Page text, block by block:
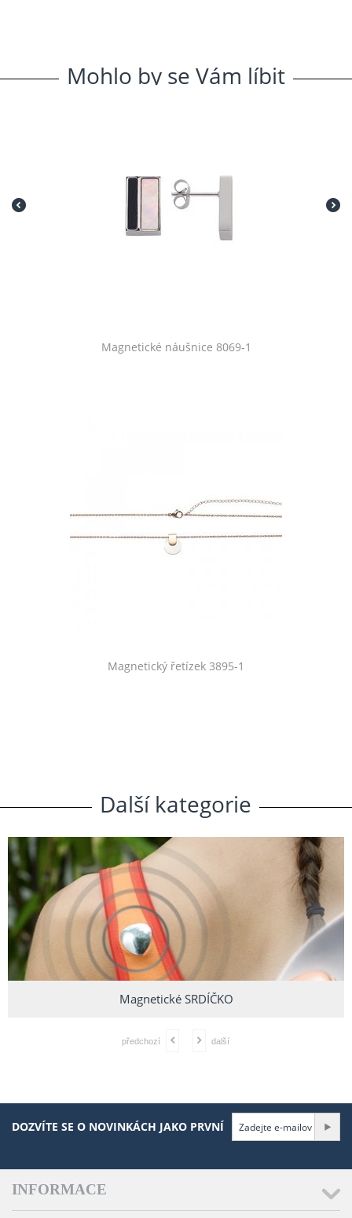
Mohlo by se Vám líbit
Magnetické náušnice 8069-1
Magnetický řetízek 3895-1
Další. kategorie
Magnetické SRDÍČKO
předchozí další
DOZVÍTE SE O NOVINKÁCH JAKO PRVNÍ
INFORMACE